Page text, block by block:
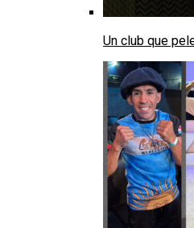
Un club que